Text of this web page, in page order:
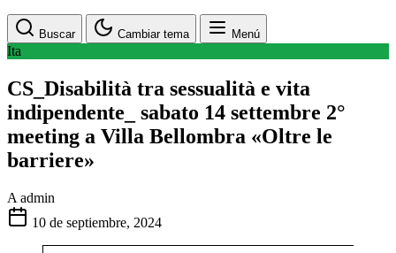
Buscar Cambiar tema Menú
Ita
CS_Disabilità tra sessualità e vita
indipendente_ sabato 14 settembre 2°
meeting a Villa Bellombra «Oltre le
barriere»
A admin
10 de septiembre, 2024